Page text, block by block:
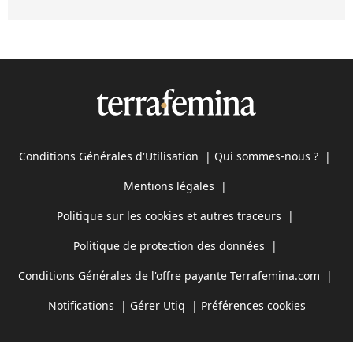
Conditions Générales d'Utilisation | Qui sommes-nous ? |
Mentions légales |
Politique sur les cookies et autres traceurs |
Politique de protection des données |
Conditions Générales de l'offre payante Terrafemina.com |
Notifications | Gérer Utiq | Préférences cookies